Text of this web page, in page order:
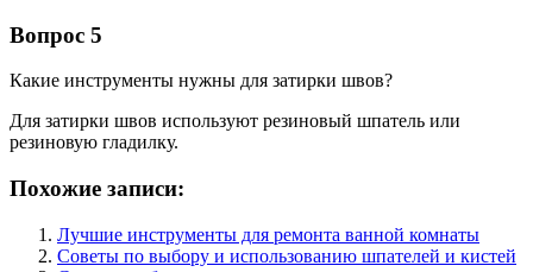
Вопрос 5
Какие инструменты нужны для затирки швов?
Для затирки швов используют резиновый шпатель или
резиновую гладилку.
Похожие записи:
Лучшие инструменты для ремонта ванной комнаты
Советы по выбору и использованию шпателей и кистей